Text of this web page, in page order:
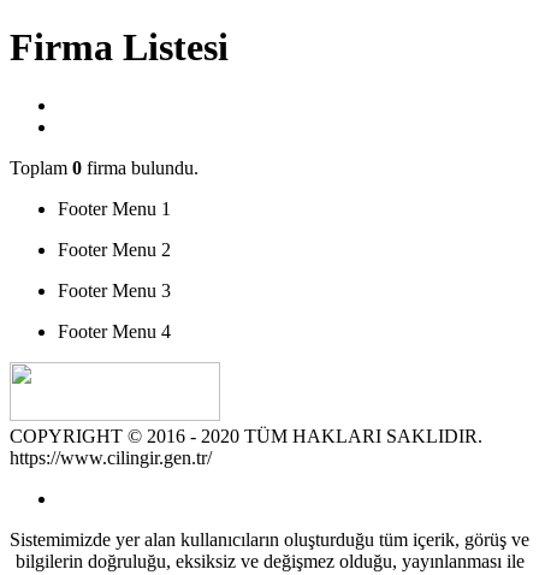
Firma Listesi
Toplam 0 firma bulundu.
Footer Menu 1
Footer Menu 2
Footer Menu 3
Footer Menu 4
COPYRIGHT © 2016 - 2020 TÜM HAKLARI SAKLIDIR.
https://www.cilingir.gen.tr/
Sistemimizde yer alan kullanıcıların oluşturduğu tüm içerik, görüş ve
bilgilerin doğruluğu, eksiksiz ve değişmez olduğu, yayınlanması ile